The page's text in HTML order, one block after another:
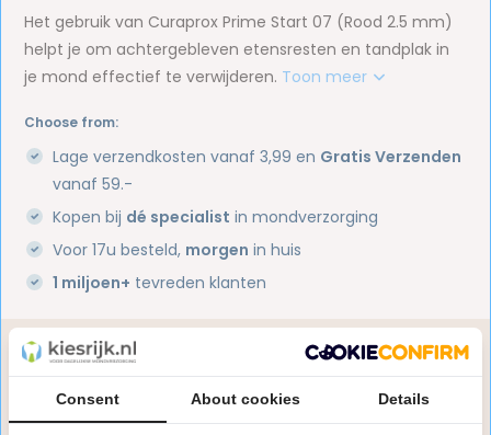
Het gebruik van Curaprox Prime Start 07 (Rood 2.5 mm)
helpt je om achtergebleven etensresten en tandplak in
je mond effectief te verwijderen. Toon meer
Choose from:
Lage verzendkosten vanaf 3,99 en Gratis Verzenden
vanaf 59.-
Kopen bij dé specialist in mondverzorging
Voor 17u besteld, morgen in huis
1 miljoen+ tevreden klanten
Heb je een vraag over dit product?
Onze specialisten helpen je graag! Spreek ons aan
Consent About cookies Details